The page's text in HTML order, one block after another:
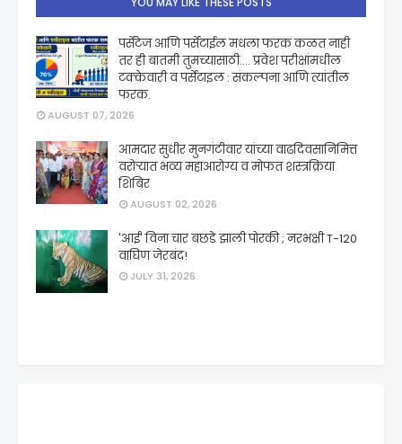
पर्सेंटेज आणि पर्सेंटाईल मधला फरक कळत नाही
तर ही बातमी तुमच्यासाठी.... प्रवेश परीक्षांमधील
टक्केवारी व पर्सेटाइल : संकल्पना आणि त्यांतील
फरक.
AUGUST 07, 2026
आमदार सुधीर मुनगंटीवार यांच्या वाढदिवसानिमित्त
वरोऱ्यात भव्य महाआरोग्य व मोफत शस्त्रक्रिया
शिबिर
AUGUST 02, 2026
'आई' विना चार बछडे झाली पोरकी ; नरभक्षी T-120
वाघिण जेरबंद!
JULY 31, 2026